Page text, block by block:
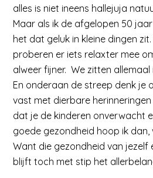
alles is niet ineens hallejuja
Maar als ik de afgelopen 50
het dat geluk in kleine dingen
proberen er iets relaxter mee
alweer fijner. We zitten allemaal
En onderaan de streep denk je
vast met dierbare
dat je de kinderen onverwacht
goede gezondheid hoop ik dan,
Want die gezondheid van jezelf
blijft toch met stip het